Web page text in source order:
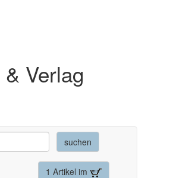
& Verlag
1 Artikel im